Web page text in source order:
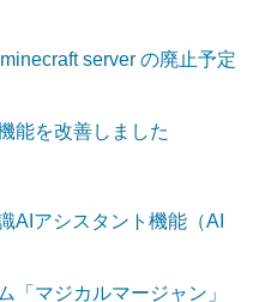
server の廃止予定
能を改善しました
AIアシスタント機能（AI
「マジカルマージャン」